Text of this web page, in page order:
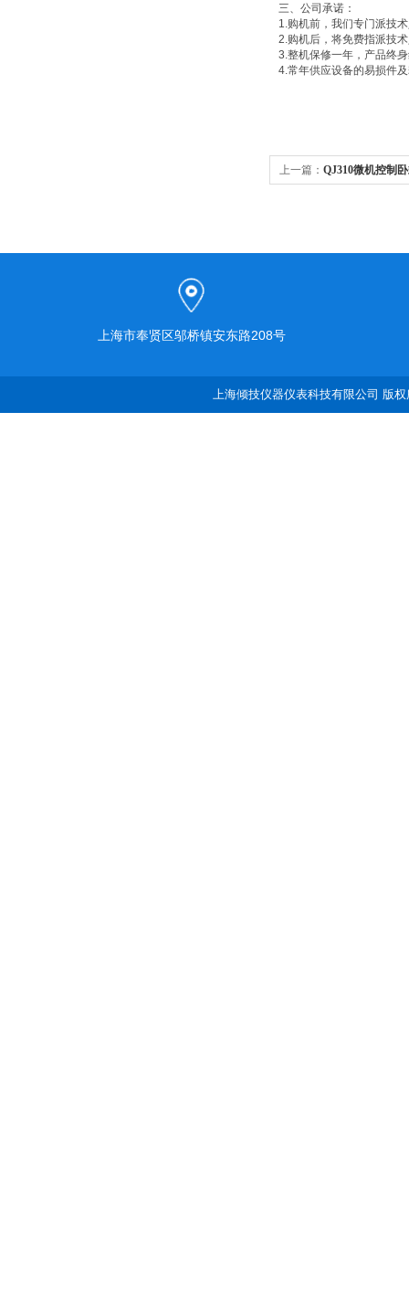
三、公司承诺：
1.购机前，我们专门派技
2.购机后，将免费指派技
3.整机保修一年，产品终
4.常年供应设备的易损件
上一篇： QJ310微机控制
上海市奉贤区邬桥镇安东路208号
上海倾技仪器仪表科技有限公司 版